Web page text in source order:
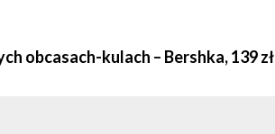
obcasach-kulach – Bershka, 139 zł